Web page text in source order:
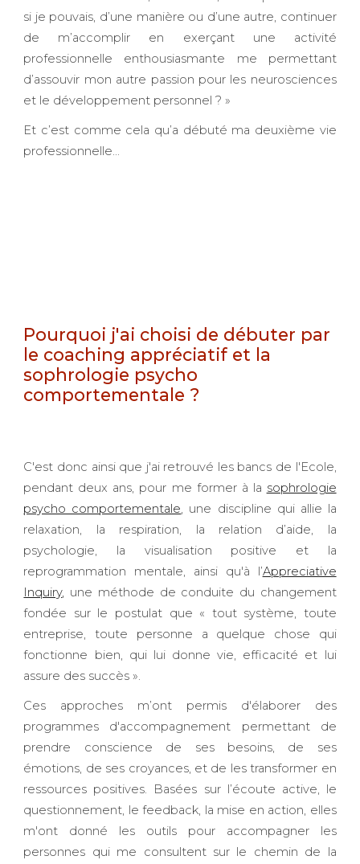
si je pouvais, d’une manière ou d’une autre, continuer
de m’accomplir en exerçant une activité
professionnelle enthousiasmante me permettant
d’assouvir mon autre passion pour les neurosciences
et le développement personnel ? »
Et c’est comme cela qu’a débuté ma deuxième vie
professionnelle…
Pourquoi j'ai choisi de débuter par
le coaching appréciatif et la
sophrologie psycho
comportementale ?
C'est donc ainsi que j'ai retrouvé les bancs de l'Ecole,
pendant deux ans, pour me former à la sophrologie
psycho comportementale, une discipline qui allie la
relaxation, la respiration, la relation d’aide, la
psychologie, la visualisation positive et la
reprogrammation mentale, ainsi qu'à l’Appreciative
Inquiry, une méthode de conduite du changement
fondée sur le postulat que « tout système, toute
entreprise, toute personne a quelque chose qui
fonctionne bien, qui lui donne vie, efficacité et lui
assure des succès ».
Ces approches m’ont permis d'élaborer des
programmes d'accompagnement permettant de
prendre conscience de ses besoins, de ses
émotions, de ses croyances, et de les transformer en
ressources positives. Basées sur l’écoute active, le
questionnement, le feedback, la mise en action, elles
m'ont donné les outils pour accompagner les
personnes qui me consultent sur le chemin de la